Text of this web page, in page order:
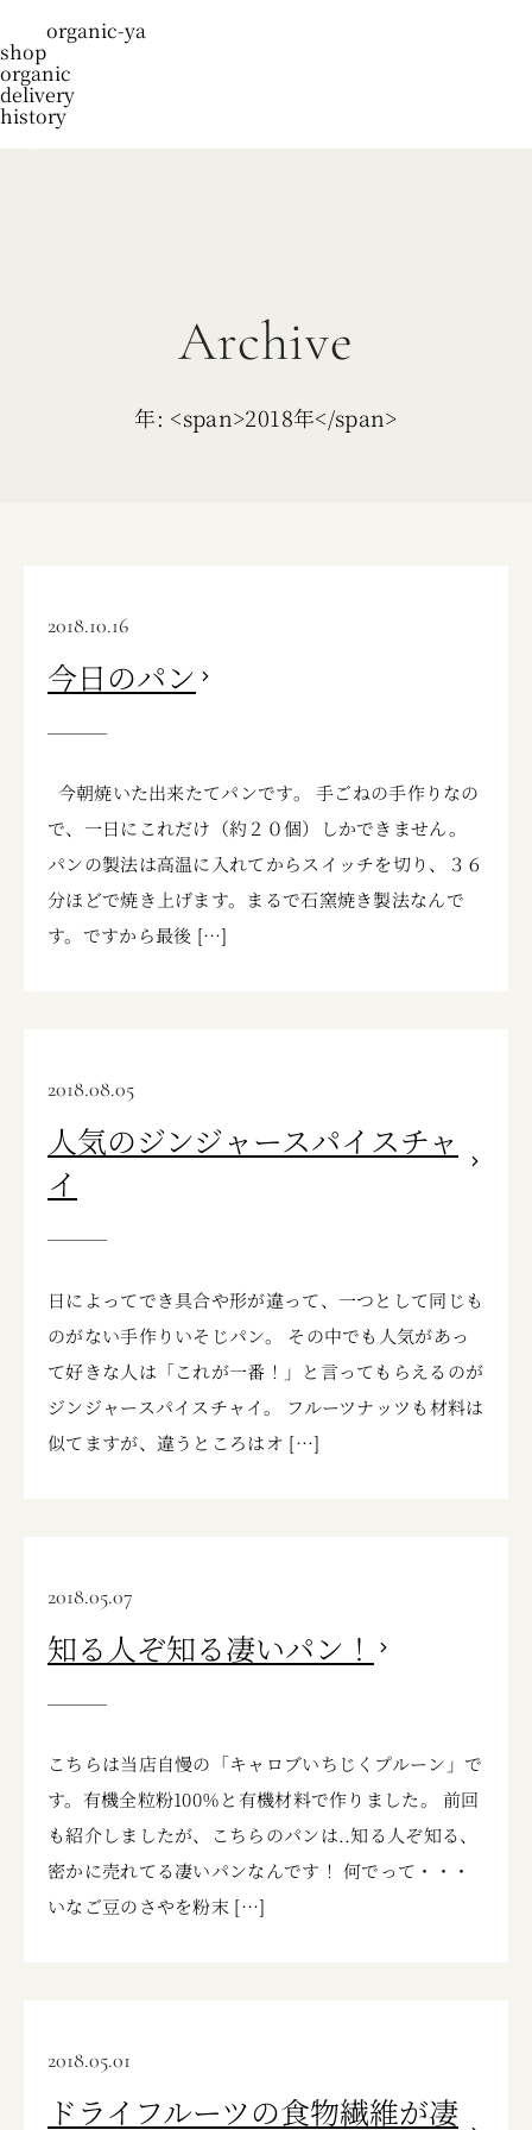
organic-ya
shop
organic
delivery
history
Archive
年: <span>2018年</span>
2018.10.16
今日のパン
今朝焼いた出来たてパンです。 手ごねの手作りなの
で、一日にこれだけ（約２０個）しかできません。
パンの製法は高温に入れてからスイッチを切り、３６
分ほどで焼き上げます。まるで石窯焼き製法なんで
す。ですから最後 […]
2018.08.05
人気のジンジャースパイスチャ
イ
日によってでき具合や形が違って、一つとして同じも
のがない手作りいそじパン。 その中でも人気があっ
て好きな人は「これが一番！」と言ってもらえるのが
ジンジャースパイスチャイ。 フルーツナッツも材料は
似てますが、違うところはオ […]
2018.05.07
知る人ぞ知る凄いパン！
こちらは当店自慢の「キャロブいちじくプルーン」で
す。有機全粒粉100％と有機材料で作りました。 前回
も紹介しましたが、こちらのパンは..知る人ぞ知る、
密かに売れてる凄いパンなんです！ 何でって・・・
いなご豆のさやを粉末 […]
2018.05.01
ドライフルーツの食物繊維が凄